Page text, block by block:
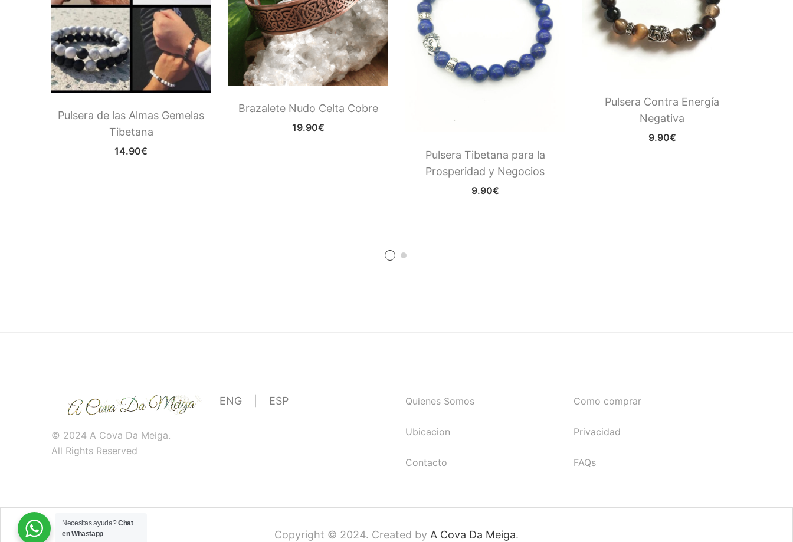
Pulsera de las Almas Gemelas
Tibetana
14.90€
Brazalete Nudo Celta Cobre
19.90€
Pulsera Tibetana para la
Prosperidad y Negocios
9.90€
Pulsera Contra Energía
Negativa
9.90€
© 2024 A Cova Da Meiga.
All Rights Reserved
ENG ESP Quienes Somos
Ubicacion
Contacto
Como comprar
Privacidad
FAQs
Copyright © 2024. Created by A Cova Da Meiga.
Necesitas ayuda?Chat
en Whastapp